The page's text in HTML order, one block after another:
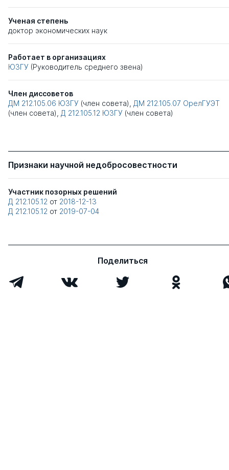
Ученая степень
доктор экономических наук
Работает в организациях
ЮЗГУ (Руководитель среднего звена)
Член диссоветов
ДМ 212.105.06 ЮЗГУ (член совета), ДМ 212.105.07 ОрелГУЭТ
(член совета), Д 212.105.12 ЮЗГУ (член совета)
Признаки научной недобросовестности
Участник позорных решений
Д 212.105.12 от 2018-12-13
Д 212.105.12 от 2019-07-04
Поделиться